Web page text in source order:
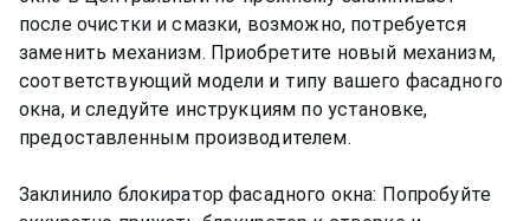
после очистки и смазки, возможно, потребуется
заменить механизм. Приобретите новый механизм,
соответствующий модели и типу вашего фасадного
окна, и следуйте инструкциям по установке,
предоставленным производителем.
Заклинило блокиратор фасадного окна: Попробуйте